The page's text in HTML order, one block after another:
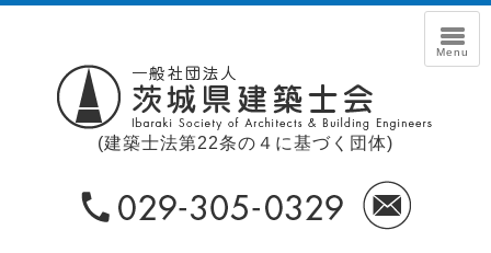
(建築士法第22条の４に基づく団体)